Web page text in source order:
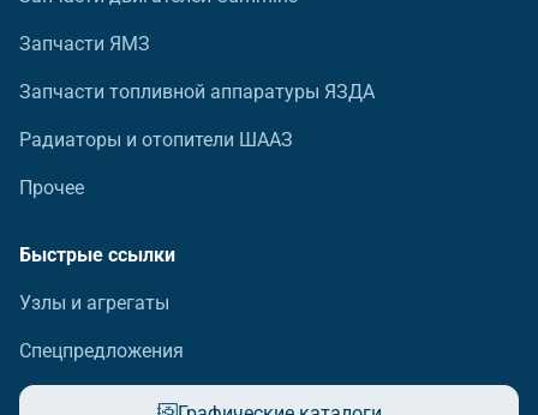
Запчасти ЯМЗ
Запчасти топливной аппаратуры ЯЗДА
Радиаторы и отопители ШААЗ
Прочее
Быстрые ссылки
Узлы и агрегаты
Спецпредложения